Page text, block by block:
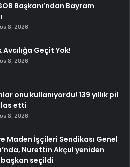
Başkanı’ndan Bayram
8, 2026
Geçit Yok!
8, 2026
onu kullanıyordu! 139 yıllık pil
etti
8, 2026
Maden İşçileri Sendikası Genel
Nurettin Akçul yeniden
seçildi